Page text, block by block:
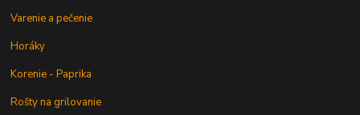
Varenie a pečenie
Horáky
Korenie - Paprika
Rošty na grilovanie